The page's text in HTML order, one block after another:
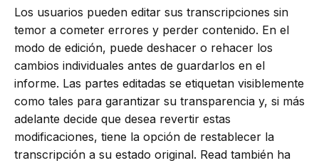
Los usuarios pueden editar sus transcripciones sin
temor a cometer errores y perder contenido. En el
modo de edición, puede deshacer o rehacer los
cambios individuales antes de guardarlos en el
informe. Las partes editadas se etiquetan visiblemente
como tales para garantizar su transparencia y, si más
adelante decide que desea revertir estas
modificaciones, tiene la opción de restablecer la
transcripción a su estado original. Read también ha